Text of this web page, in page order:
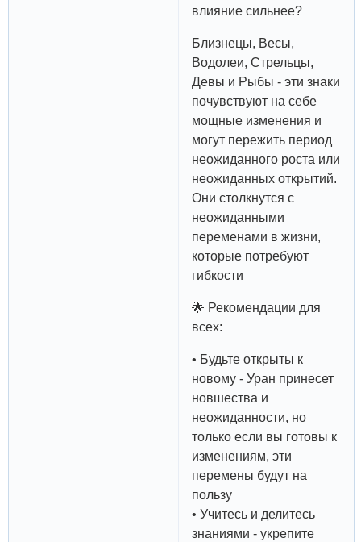
влияние сильнее?
Близнецы, Весы,
Водолеи, Стрельцы,
Девы и Рыбы - эти знаки
почувствуют на себе
мощные изменения и
могут пережить период
неожиданного роста или
неожиданных открытий.
Они столкнутся с
неожиданными
переменами в жизни,
которые потребуют
гибкости
🌟 Рекомендации для
всех:
• Будьте открыты к
новому - Уран принесет
новшества и
неожиданности, но
только если вы готовы к
изменениям, эти
перемены будут на
пользу
• Учитесь и делитесь
знаниями - укрепите